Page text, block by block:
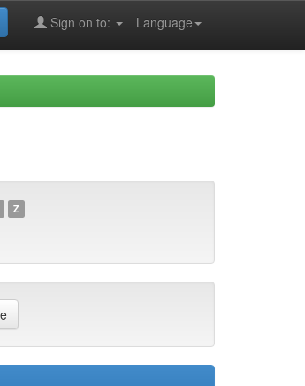
Language
Sign on to:
Z